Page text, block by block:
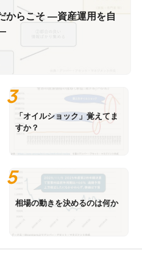
からこそ ―資産運用を自
「オイルショック」覚えてま
すか？
相場の動きを決めるのは何か